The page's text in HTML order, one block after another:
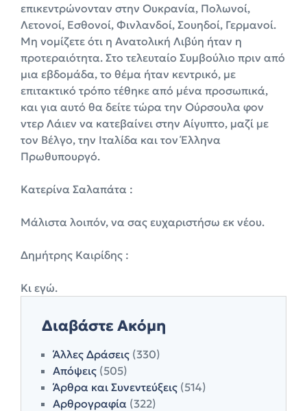
επικεντρώνονταν στην Ουκρανία, Πολωνοί,
Λετονοί, Εσθονοί, Φινλανδοί, Σουηδοί, Γερμανοί.
Μη νομίζετε ότι η Ανατολική Λιβύη ήταν η
προτεραιότητα. Στο τελευταίο Συμβούλιο πριν από
μια εβδομάδα, το θέμα ήταν κεντρικό, με
επιτακτικό τρόπο τέθηκε από μένα προσωπικά,
και για αυτό θα δείτε τώρα την Ούρσουλα φον
ντερ Λάιεν να κατεβαίνει στην Αίγυπτο, μαζί με
τον Βέλγο, την Ιταλίδα και τον Έλληνα
Πρωθυπουργό.
Κατερίνα Σαλαπάτα :
Μάλιστα λοιπόν, να σας ευχαριστήσω εκ νέου.
Δημήτρης Καιρίδης :
Κι εγώ.
Διαβάστε Ακόμη
Άλλες Δράσεις (330)
Απόψεις (505)
Άρθρα και Συνεντεύξεις (514)
Αρθρογραφία (322)